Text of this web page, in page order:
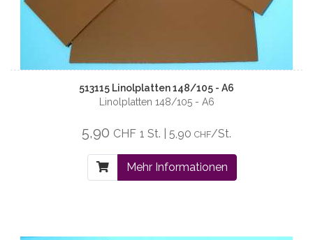
513115 Linolplatten 148/105 - A6
Linolplatten 148/105 - A6
5,90 CHF 1 St. | 5,90 CHF/St.
Mehr Informationen